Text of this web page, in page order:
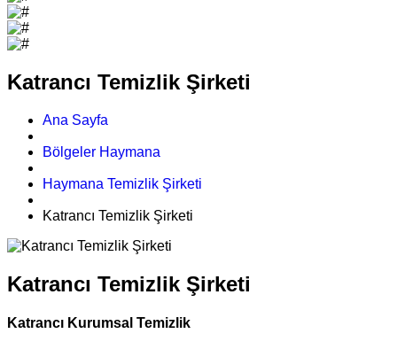
Katrancı Temizlik Şirketi
Ana Sayfa
Bölgeler Haymana
Haymana Temizlik Şirketi
Katrancı Temizlik Şirketi
Katrancı Temizlik Şirketi
Katrancı Kurumsal Temizlik